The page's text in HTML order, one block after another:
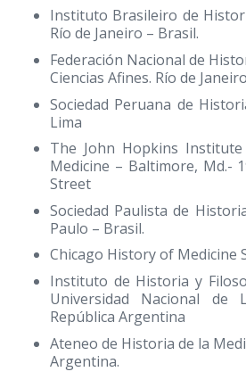
Instituto Brasileiro de
Río de Janeiro – Brasil.
Federación Nacional de
Ciencias Afines. Río de
Sociedad Peruana de
Lima
The John Hopkins
Medicine – Baltimore, Md.-
Street
Sociedad Paulista de
Paulo – Brasil.
Chicago History of Medicine
Instituto de Historia y
Universidad Nacional de
República Argentina
Ateneo de Historia de la
Argentina.